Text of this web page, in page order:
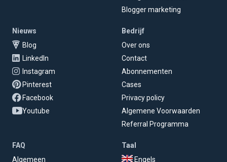
Blogger marketing
Nieuws
Blog
LinkedIn
Instagram
Pinterest
Facebook
Youtube
Bedrijf
Over ons
Contact
Abonnementen
Cases
Privacy policy
Algemene Voorwaarden
Referral Programma
FAQ
Algemeen
Taal
Engels